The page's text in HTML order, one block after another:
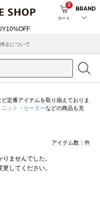
カート
0
BRAND
止について
ど定番アイテムを取り揃えておりま
ニット・セーターなどの商品も充
アイテム数： 件
ませんでした。
してください。